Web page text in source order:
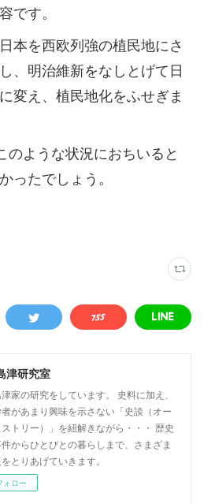
です。
本を西欧列強の植民地にさ
、明治維新をなしとげて日
変え、植民地化をふせぎま
のような状況におちいると
ったでしょう。
津研究室
家の研究をしています。 史料に加え、
があまり興味を示さない「史談（オー
トリー）」を紐解きながら・・・ 歴史
件からひとびとの暮らしまで、さまざま
とりあげていきます。
ォロー